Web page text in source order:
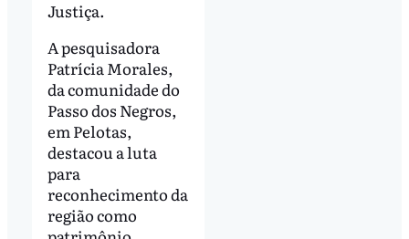
Justiça.
A pesquisadora
Patrícia Morales,
da comunidade do
Passo dos Negros,
em Pelotas,
destacou a luta
para
reconhecimento da
região como